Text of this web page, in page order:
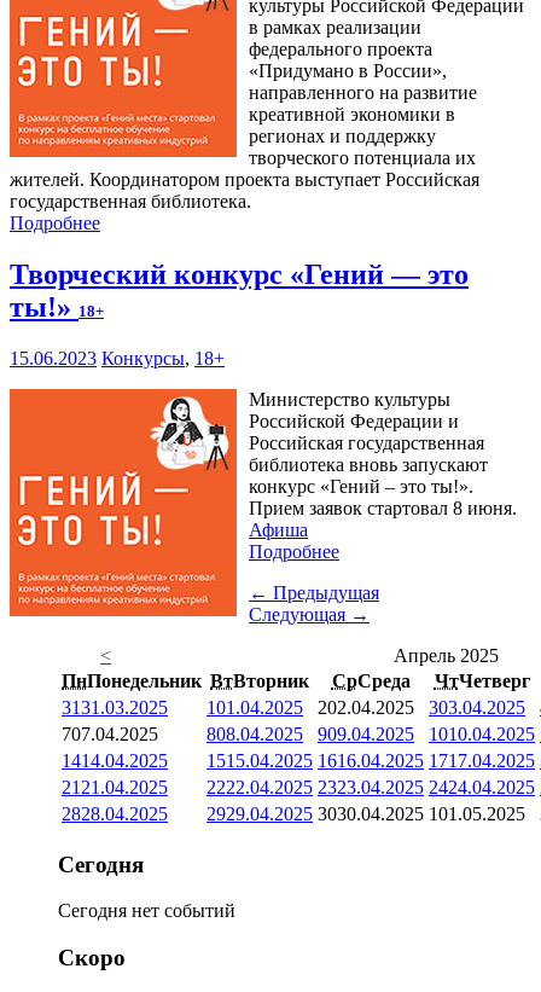
культуры Российской Федерации
в рамках реализации
федерального проекта
«Придумано в России»,
направленного на развитие
креативной экономики в
регионах и поддержку
творческого потенциала их
жителей. Координатором проекта выступает Российская
государственная библиотека.
Подробнее
Творческий конкурс «Гений — это
ты!» 18+
15.06.2023 Конкурсы, 18+
Министерство культуры
Российской Федерации и
Российская государственная
библиотека вновь запускают
конкурс «Гений – это ты!».
Прием заявок стартовал 8 июня.
Афиша
Подробнее
← Предыдущая
Следующая →
<
Апрель 2025
ПнПонедельник ВтВторник СрСреда ЧтЧетверг
3131.03.2025 101.04.2025 202.04.2025 303.04.2025
707.04.2025 808.04.2025 909.04.2025 1010.04.2025
1414.04.2025 1515.04.2025 1616.04.2025 1717.04.2025
21 21.04.2025 2222.04.2025 2323.04.2025 2424.04.2025
2828.04.2025 2929.04.2025 3030.04.2025 101.05.2025
Сегодня
Сегодня нет событий
Скоро